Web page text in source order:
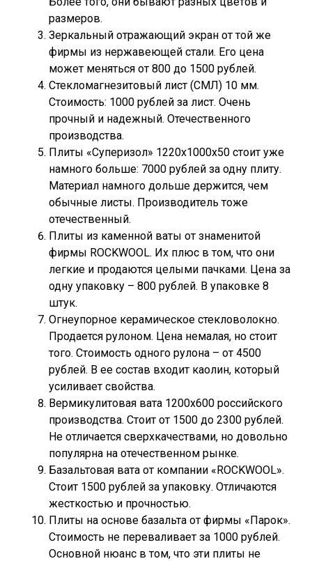
размеров.
Зеркальный отражающий экран от той же
фирмы из нержавеющей стали. Его цена
может меняться от 800 до 1500 рублей.
Стекломагнезитовый лист (СМЛ) 10 мм.
Стоимость: 1000 рублей за лист. Очень
прочный и надежный. Отечественного
производства.
Плиты «Суперизол» 1220x1000x50 стоит уже
намного больше: 7000 рублей за одну плиту.
Материал намного дольше держится, чем
обычные листы. Производитель тоже
отечественный.
Плиты из каменной ваты от знаменитой
фирмы ROCKWOOL. Их плюс в том, что они
легкие и продаются целыми пачками. Цена за
одну упаковку – 800 рублей. В упаковке 8
штук.
Огнеупорное керамическое стекловолокно.
Продается рулоном. Цена немалая, но стоит
того. Стоимость одного рулона – от 4500
рублей. В ее состав входит каолин, который
усиливает свойства.
Вермикулитовая вата 1200х600 российского
производства. Стоит от 1500 до 2300 рублей.
Не отличается сверхкачествами, но довольно
популярна на отечественном рынке.
Базальтовая вата от компании «ROCKWOOL».
Стоит 1500 рублей за упаковку. Отличаются
жесткостью и прочностью.
Плиты на основе базальта от фирмы «Парок».
Стоимость не переваливает за 1000 рублей.
Основной нюанс в том, что эти плиты не